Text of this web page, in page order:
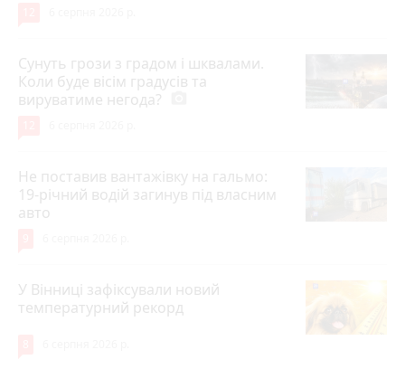
Сунуть грози з градом і шквалами.
Коли буде вісім градусів та
вируватиме негода?
Не поставив вантажівку на гальмо:
19-річний водій загинув під власним
авто
У Вінниці зафіксували новий
температурний рекорд